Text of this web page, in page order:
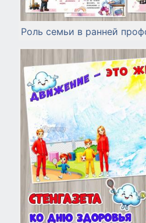
Роль семьи в ранней